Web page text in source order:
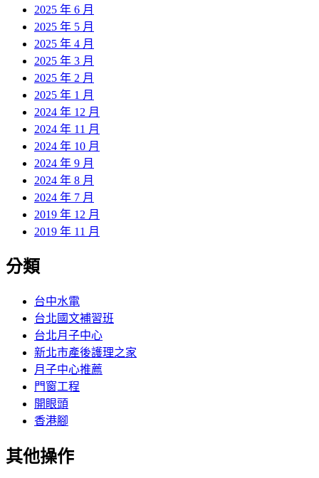
2025 年 6 月
2025 年 5 月
2025 年 4 月
2025 年 3 月
2025 年 2 月
2025 年 1 月
2024 年 12 月
2024 年 11 月
2024 年 10 月
2024 年 9 月
2024 年 8 月
2024 年 7 月
2019 年 12 月
2019 年 11 月
分類
台中水電
台北國文補習班
台北月子中心
新北市產後護理之家
月子中心推薦
門窗工程
開眼頭
香港腳
其他操作